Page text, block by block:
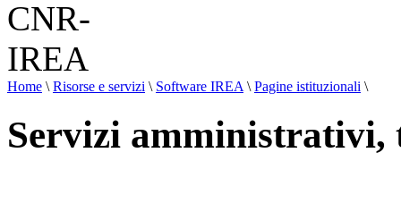
Home \ Risorse e servizi \ Software IREA \ Pagine istituzionali \
Servizi amministrativi,